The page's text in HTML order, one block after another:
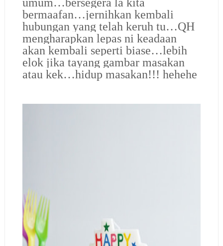
bermaafan…jernihkan kembali
hubungan yang telah keruh tu…QH
mengharapkan lepas ni keadaan
akan kembali seperti biase…lebih
elok jika tayang gambar masakan
atau kek…hidup masakan!!! hehehe